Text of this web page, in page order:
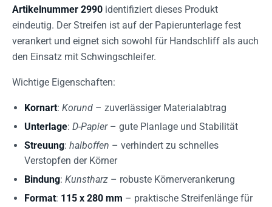
Artikelnummer 2990 identifiziert dieses Produkt
eindeutig. Der Streifen ist auf der Papierunterlage fest
verankert und eignet sich sowohl für Handschliff als auch
den Einsatz mit Schwingschleifer.
Wichtige Eigenschaften:
Kornart: Korund – zuverlässiger Materialabtrag
Unterlage: D-Papier– gute Planlage und Stabilität
Streuung: halboffen – verhindert zu schnelles
Verstopfen der Körner
Bindung: Kunstharz – robuste Körnerverankerung
Format: 115 x 280 mm – praktische Streifenlänge für